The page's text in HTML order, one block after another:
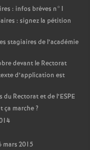
: infos brèves n°1
: signez la pétition
stagiaires de l’académie
devant le Rectorat
d’application est
du Rectorat et de l’ESPE
ça marche?
mars 2015